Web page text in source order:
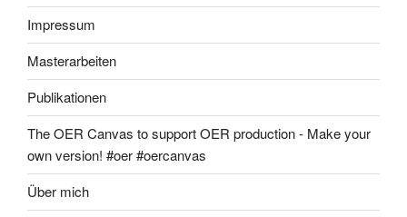
Impressum
Masterarbeiten
Publikationen
The OER Canvas to support OER production - Make your
own version! #oer #oercanvas
Über mich